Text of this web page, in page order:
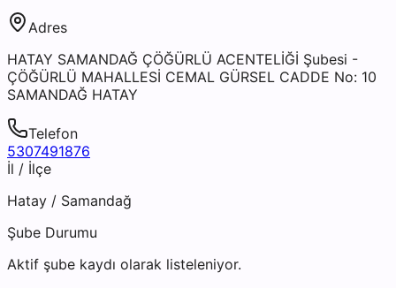
Adres
HATAY SAMANDAĞ ÇÖĞÜRLÜ ACENTELİĞİ Şubesi -
ÇÖĞÜRLÜ MAHALLESİ CEMAL GÜRSEL CADDE No: 10
SAMANDAĞ HATAY
Telefon
5307491876
İl / İlçe
Hatay / Samandağ
Şube Durumu
Aktif şube kaydı olarak listeleniyor.